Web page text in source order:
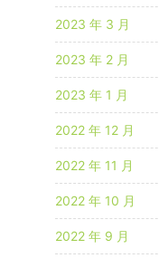
2023 年 3 月
2023 年 2 月
2023 年 1 月
2022 年 12 月
2022 年 11 月
2022 年 10 月
2022 年 9 月